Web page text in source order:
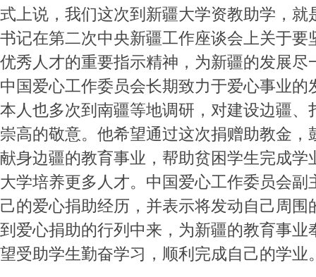
式上说，我们这次到新疆大学资教助学，就
书记在第二次中央新疆工作座谈会上关于要
优秀人才的重要指示精神，为新疆的发展尽
中国爱心工作委员会长期致力于爱心事业的
本人也多次到南疆等地调研，对建设边疆、
崇高的敬意。他希望通过这次捐赠助教金，
献身边疆的教育事业，帮助贫困学生完成学
大学培养更多人才。中国爱心工作委员会副
己的爱心捐助经历，并表示将发动自己周围
到爱心捐助的行列中来，为新疆的教育事业
望受助学生勤奋学习，顺利完成自己的学业